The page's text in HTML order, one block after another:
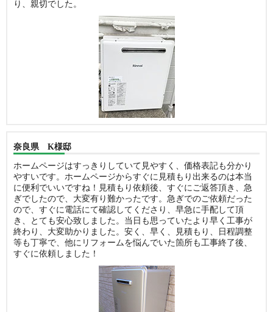
り、親切でした。
奈良県 K様邸
ホームページはすっきりしていて見やすく、価格表記も分かり
やすいです。ホームページからすぐに見積もり出来るのは本当
に便利でいいですね！見積もり依頼後、すぐにご返答頂き、急
ぎでしたので、大変有り難かったです。急ぎでのご依頼だった
ので、すぐに電話にて確認してくださり、早急に手配して頂
き、とても安心致しました。当日も思っていたより早く工事が
終わり、大変助かりました。安く、早く、見積もり、日程調整
等も丁寧で、他にリフォームを悩んでいた箇所も工事終了後、
すぐに依頼しました！